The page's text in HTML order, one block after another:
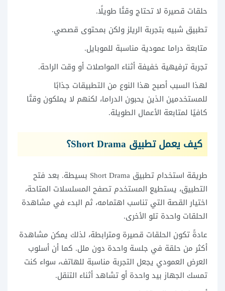
حلقات قصيرة لا تحتاج وقتًا طويلًا.
تطبيق شبيه بتجربة الريلز ولكن بمحتوى قصصي.
متابعة دراما عمودية مناسبة للموبايل.
تجربة ترفيهية خفيفة أثناء المواصلات أو وقت الراحة.
لهذا السبب أصبح هذا النوع من التطبيقات جذابًا
للمستخدمين الذين يحبون الدراما، لكنهم لا يملكون وقتًا
كافيًا لمتابعة الأعمال الطويلة.
كيف يعمل تطبيق Short Drama؟
طريقة استخدام تطبيق Short Drama بسيطة. بعد فتح
التطبيق، يستطيع المستخدم تصفح المسلسلات المتاحة،
اختيار القصة التي تناسب اهتمامه، ثم البدء في مشاهدة
الحلقات واحدة تلو الأخرى.
عادةً تكون الحلقات قصيرة ومترابطة، لذلك يمكن مشاهدة
أكثر من حلقة في جلسة واحدة دون ملل. كما أن أسلوب
العرض العمودي يجعل التجربة مناسبة للهاتف، سواء كنت
تمسك الجهاز بيد واحدة أو تشاهد أثناء التنقل.